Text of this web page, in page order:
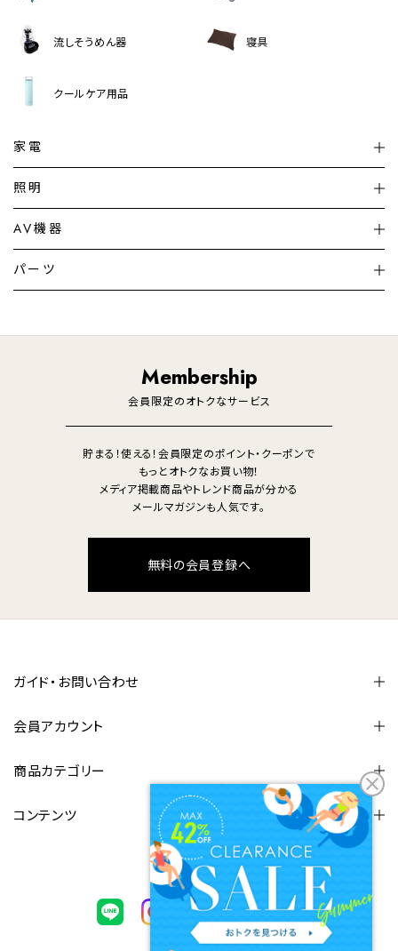
流しそうめん器 寝具
クールケア用品
家電
加湿器・空気清浄機
暖房機 掃除機
調理家電 生活家電
照明
シーリングライト
デスクライト
AV機器
テレビ
パーツ
Membership
会員限定のオトクなサービス
貯まる！使える！会員限定のポイント・クーポンで
もっとオトクなお買い物！
メディア掲載商品やトレンド商品が分かる
メールマガジンも人気です。
無料の会員登録へ
ガイド・お問い合わせ
会員アカウント
商品カテゴリー
コンテンツ
FOLLOW US